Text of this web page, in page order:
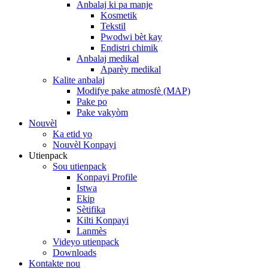
Anbalaj ki pa manje
Kosmetik
Tekstil
Pwodwi bèt kay
Endistri chimik
Anbalaj medikal
Aparèy medikal
Kalite anbalaj
Modifye pake atmosfè (MAP)
Pake po
Pake vakyòm
Nouvèl
Ka etid yo
Nouvèl Konpayi
Utienpack
Sou utienpack
Konpayi Profile
Istwa
Ekip
Sètifika
Kilti Konpayi
Lanmès
Videyo utienpack
Downloads
Kontakte nou